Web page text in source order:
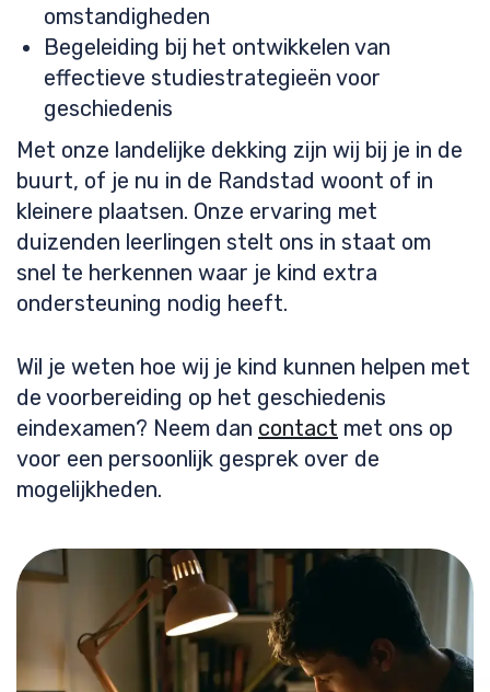
omstandigheden
Begeleiding bij het ontwikkelen van
effectieve studiestrategieën voor
geschiedenis
Met onze landelijke dekking zijn wij bij je in de
buurt, of je nu in de Randstad woont of in
kleinere plaatsen. Onze ervaring met
duizenden leerlingen stelt ons in staat om
snel te herkennen waar je kind extra
ondersteuning nodig heeft.
Wil je weten hoe wij je kind kunnen helpen met
de voorbereiding op het geschiedenis
eindexamen? Neem dan contact met ons op
voor een persoonlijk gesprek over de
mogelijkheden.